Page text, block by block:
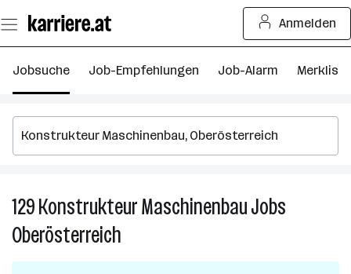
Seiteninhalt
springen
Anmelden
Jobsuche Job-Empfehlungen Job-Alarm Merkliste
129Konstrukteur MaschinenbauJobs
Oberösterreich